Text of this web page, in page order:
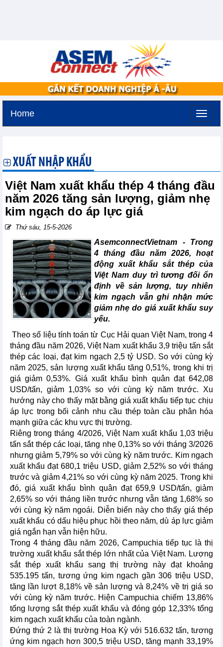
Home
XUẤT NHẬP KHẨU
Việt Nam xuất khẩu thép 4 tháng đầu
năm 2026 tăng sản lượng, giảm nhẹ
kim ngạch do áp lực giá
Thứ sáu, 15-5-2026
AsemconnectVietnam - Trong
4 tháng đầu năm 2026, hoạt
động xuất khẩu sắt thép của
Việt Nam duy trì tương đối ổn
định về sản lượng, tuy nhiên
kim ngạch vẫn ghi nhận mức
giảm nhẹ do giá xuất khẩu suy
yếu.
Theo số liệu tính toán từ Cục Hải quan Việt Nam, trong 4
tháng đầu năm 2026, Việt Nam xuất khẩu 3,9 triệu tấn sắt
thép các loại, đạt kim ngạch 2,5 tỷ USD. So với cùng kỳ
năm 2025, sản lượng xuất khẩu tăng 0,51%, trong khi trị
giá giảm 0,53%. Giá xuất khẩu bình quân đạt 642,08
USD/tấn, giảm 1,03% so với cùng kỳ năm trước. Xu
hướng này cho thấy mặt bằng giá xuất khẩu tiếp tục chịu
áp lực trong bối cảnh nhu cầu thép toàn cầu phân hóa
mạnh giữa các khu vực thị trường.
Riêng trong tháng 4/2026, Việt Nam xuất khẩu 1,03 triệu
tấn sắt thép các loại, tăng nhẹ 0,13% so với tháng 3/2026
nhưng giảm 5,79% so với cùng kỳ năm trước. Kim ngạch
xuất khẩu đạt 680,1 triệu USD, giảm 2,52% so với tháng
trước và giảm 4,21% so với cùng kỳ năm 2025. Trong khi
đó, giá xuất khẩu bình quân đạt 659,9 USD/tấn, giảm
2,65% so với tháng liền trước nhưng vẫn tăng 1,68% so
với cùng kỳ năm ngoái. Diễn biến này cho thấy giá thép
xuất khẩu có dấu hiệu phục hồi theo năm, dù áp lực giảm
giá ngắn hạn vẫn hiện hữu.
Trong 4 tháng đầu năm 2026, Campuchia tiếp tục là thị
trường xuất khẩu sắt thép lớn nhất của Việt Nam. Lượng
sắt thép xuất khẩu sang thị trường này đạt khoảng
535.195 tấn, tương ứng kim ngạch gần 306 triệu USD,
tăng lần lượt 8,18% về sản lượng và 8,24% về trị giá so
với cùng kỳ năm trước. Hiện Campuchia chiếm 13,86%
tổng lượng sắt thép xuất khẩu và đóng góp 12,33% tổng
kim ngạch xuất khẩu của toàn ngành.
Đứng thứ 2 là thị trường Hoa Kỳ với 516.632 tấn, tương
ứng kim ngạch hơn 300,5 triệu USD, tăng mạnh 33,19%